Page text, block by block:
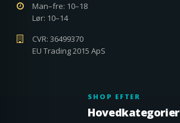
Man–fre: 10–18
Lør: 10–14
CVR: 36499370
EU Trading 2015 ApS
SHOP EFTER
Hovedkategorier